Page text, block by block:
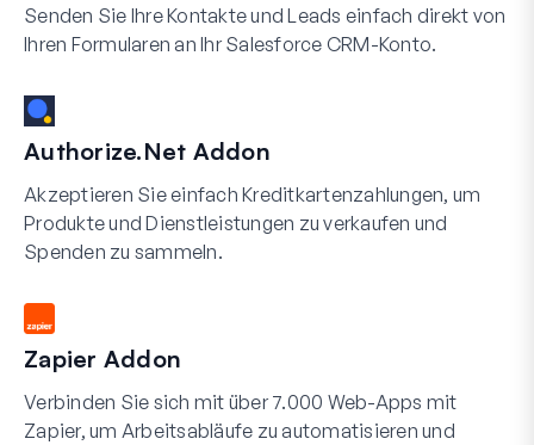
Senden Sie Ihre Kontakte und Leads einfach direkt von
Ihren Formularen an Ihr Salesforce CRM-Konto.
Authorize.Net Addon
Akzeptieren Sie einfach Kreditkartenzahlungen, um
Produkte und Dienstleistungen zu verkaufen und
Spenden zu sammeln.
Zapier Addon
Verbinden Sie sich mit über 7.000 Web-Apps mit
Zapier, um Arbeitsabläufe zu automatisieren und